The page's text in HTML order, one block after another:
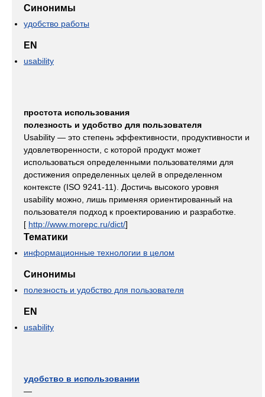
Синонимы
удобство работы
EN
usability
простота использования
полезность и удобство для пользователя
Usability — это степень эффективности, продуктивности и
удовлетворенности, с которой продукт может
использоваться определенными пользователями для
достижения определенных целей в определенном
контексте (ISO 9241-11). Достичь высокого уровня
usability можно, лишь применяя ориентированный на
пользователя подход к проектированию и разработке.
[ http://www.morepc.ru/dict/]
Тематики
информационные технологии в целом
Синонимы
полезность и удобство для пользователя
EN
usability
удобство в использовании
—